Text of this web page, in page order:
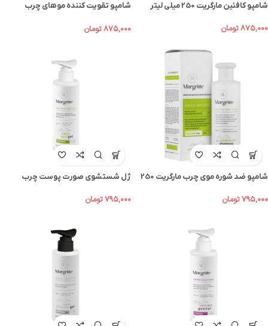
شامپو کافئین مارگریت 250 میلی لیتر
۸۷۵,۰۰۰ تومان
شامپو تقویت کننده موهای چرب
۸۷۵,۰۰۰ تومان
شامپو ضد شوره موی چرب مارگریت 250
۷۹۵,۰۰۰ تومان
ژل شستشوی صورت پوست چرب
۷۹۵,۰۰۰ تومان